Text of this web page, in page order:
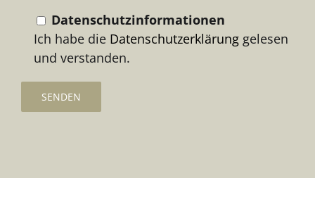
Datenschutzinformationen
Ich habe die Datenschutzerklärung gelesen
und verstanden.